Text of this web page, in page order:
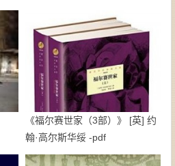
《福尔赛世家（3部）》 [英] 约
翰·高尔斯华绥 -pdf